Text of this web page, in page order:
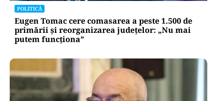
POLITICĂ
Eugen Tomac cere comasarea a peste 1.500 de
primării și reorganizarea județelor: „Nu mai
putem funcționa”